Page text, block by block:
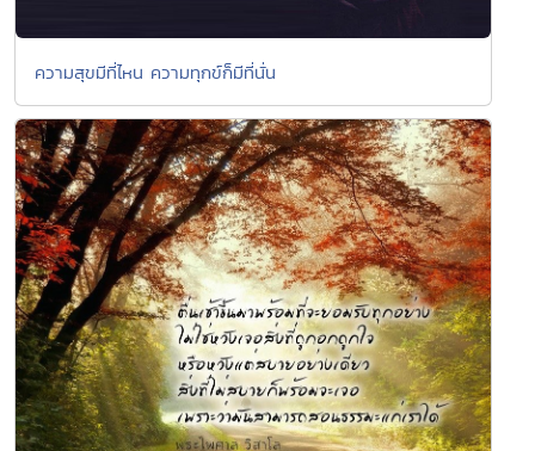
ความสุขมีที่ไหน ความทุกข์ก็มีที่นั่น